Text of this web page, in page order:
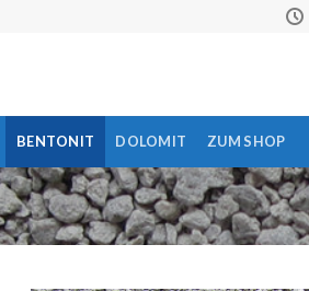
BENTONIT DOLOMIT ZUM SHOP